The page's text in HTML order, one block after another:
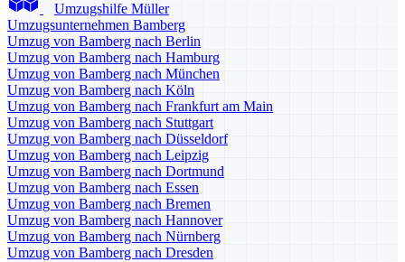
Umzugshilfe Müller
Umzugsunternehmen Bamberg
Umzug von Bamberg nach Berlin
Umzug von Bamberg nach Hamburg
Umzug von Bamberg nach München
Umzug von Bamberg nach Köln
Umzug von Bamberg nach Frankfurt am Main
Umzug von Bamberg nach Stuttgart
Umzug von Bamberg nach Düsseldorf
Umzug von Bamberg nach Leipzig
Umzug von Bamberg nach Dortmund
Umzug von Bamberg nach Essen
Umzug von Bamberg nach Bremen
Umzug von Bamberg nach Hannover
Umzug von Bamberg nach Nürnberg
Umzug von Bamberg nach Dresden